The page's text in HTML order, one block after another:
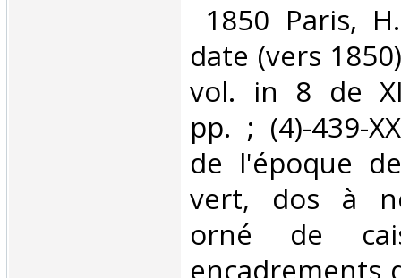
1850 Paris,
date (vers
vol. in 8 de
pp. ; (4)-439-
de l'époque
vert, dos à
orné de
encadrements